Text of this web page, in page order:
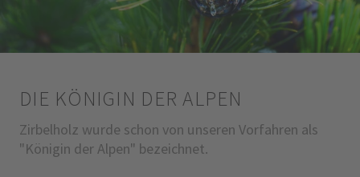
DIE KÖNIGIN DER ALPEN
Zirbelholz wurde schon von unseren Vorfahren als
"Königin der Alpen" bezeichnet.